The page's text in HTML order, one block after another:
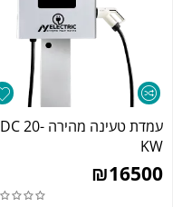
עמדת טעינה מהירה DC 20-
KW
₪16500